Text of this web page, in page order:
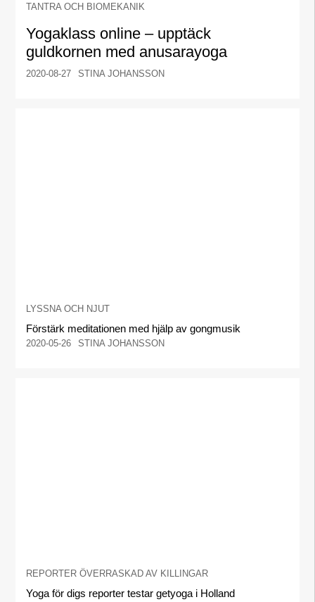
TANTRA OCH BIOMEKANIK
Yogaklass online – upptäck
guldkornen med anusarayoga
2020-08-27 STINA JOHANSSON
LYSSNA OCH NJUT
Förstärk meditationen med hjälp av gongmusik
2020-05-26 STINA JOHANSSON
REPORTER ÖVERRASKAD AV KILLINGAR
Yoga för digs reporter testar getyoga i Holland